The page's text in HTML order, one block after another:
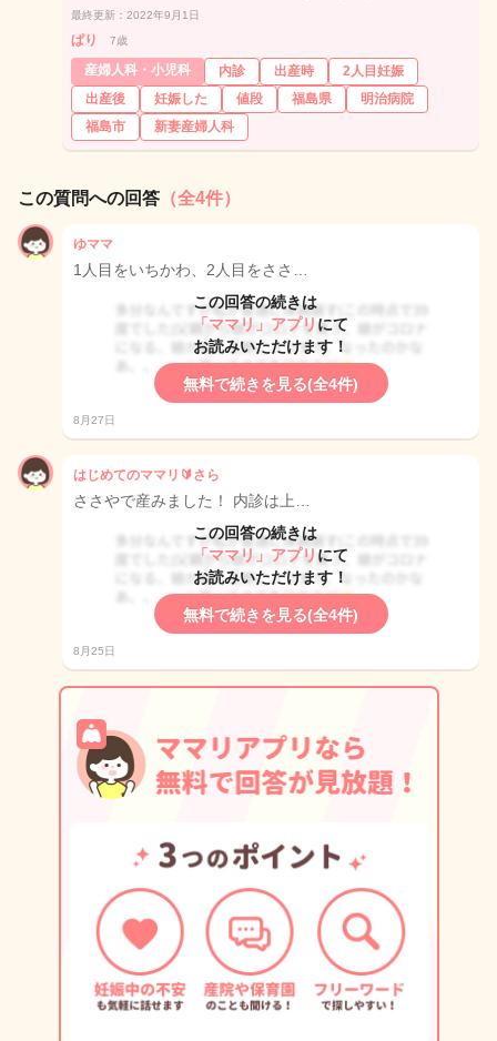
最終更新：2022年9月1日
ぱり 7歳
産婦人科・小児科 内診 出産時
2人目妊娠
出産後
妊娠した 値段 福島県
明治病院
福島市
新妻産婦人科
この質問への回答 （全4件）
ゆママ
1人目をいちかわ、2人目をささ…
この回答の続きは
「ママリ」アプリ にて
お読みいただけます！
無料で続きを見る(全4件)
8月27日
はじめてのママリ🔰さら
ささやで産みました！ 内診は上…
この回答の続きは
「ママリ」アプリ にて
お読みいただけます！
無料で続きを見る(全4件)
8月25日